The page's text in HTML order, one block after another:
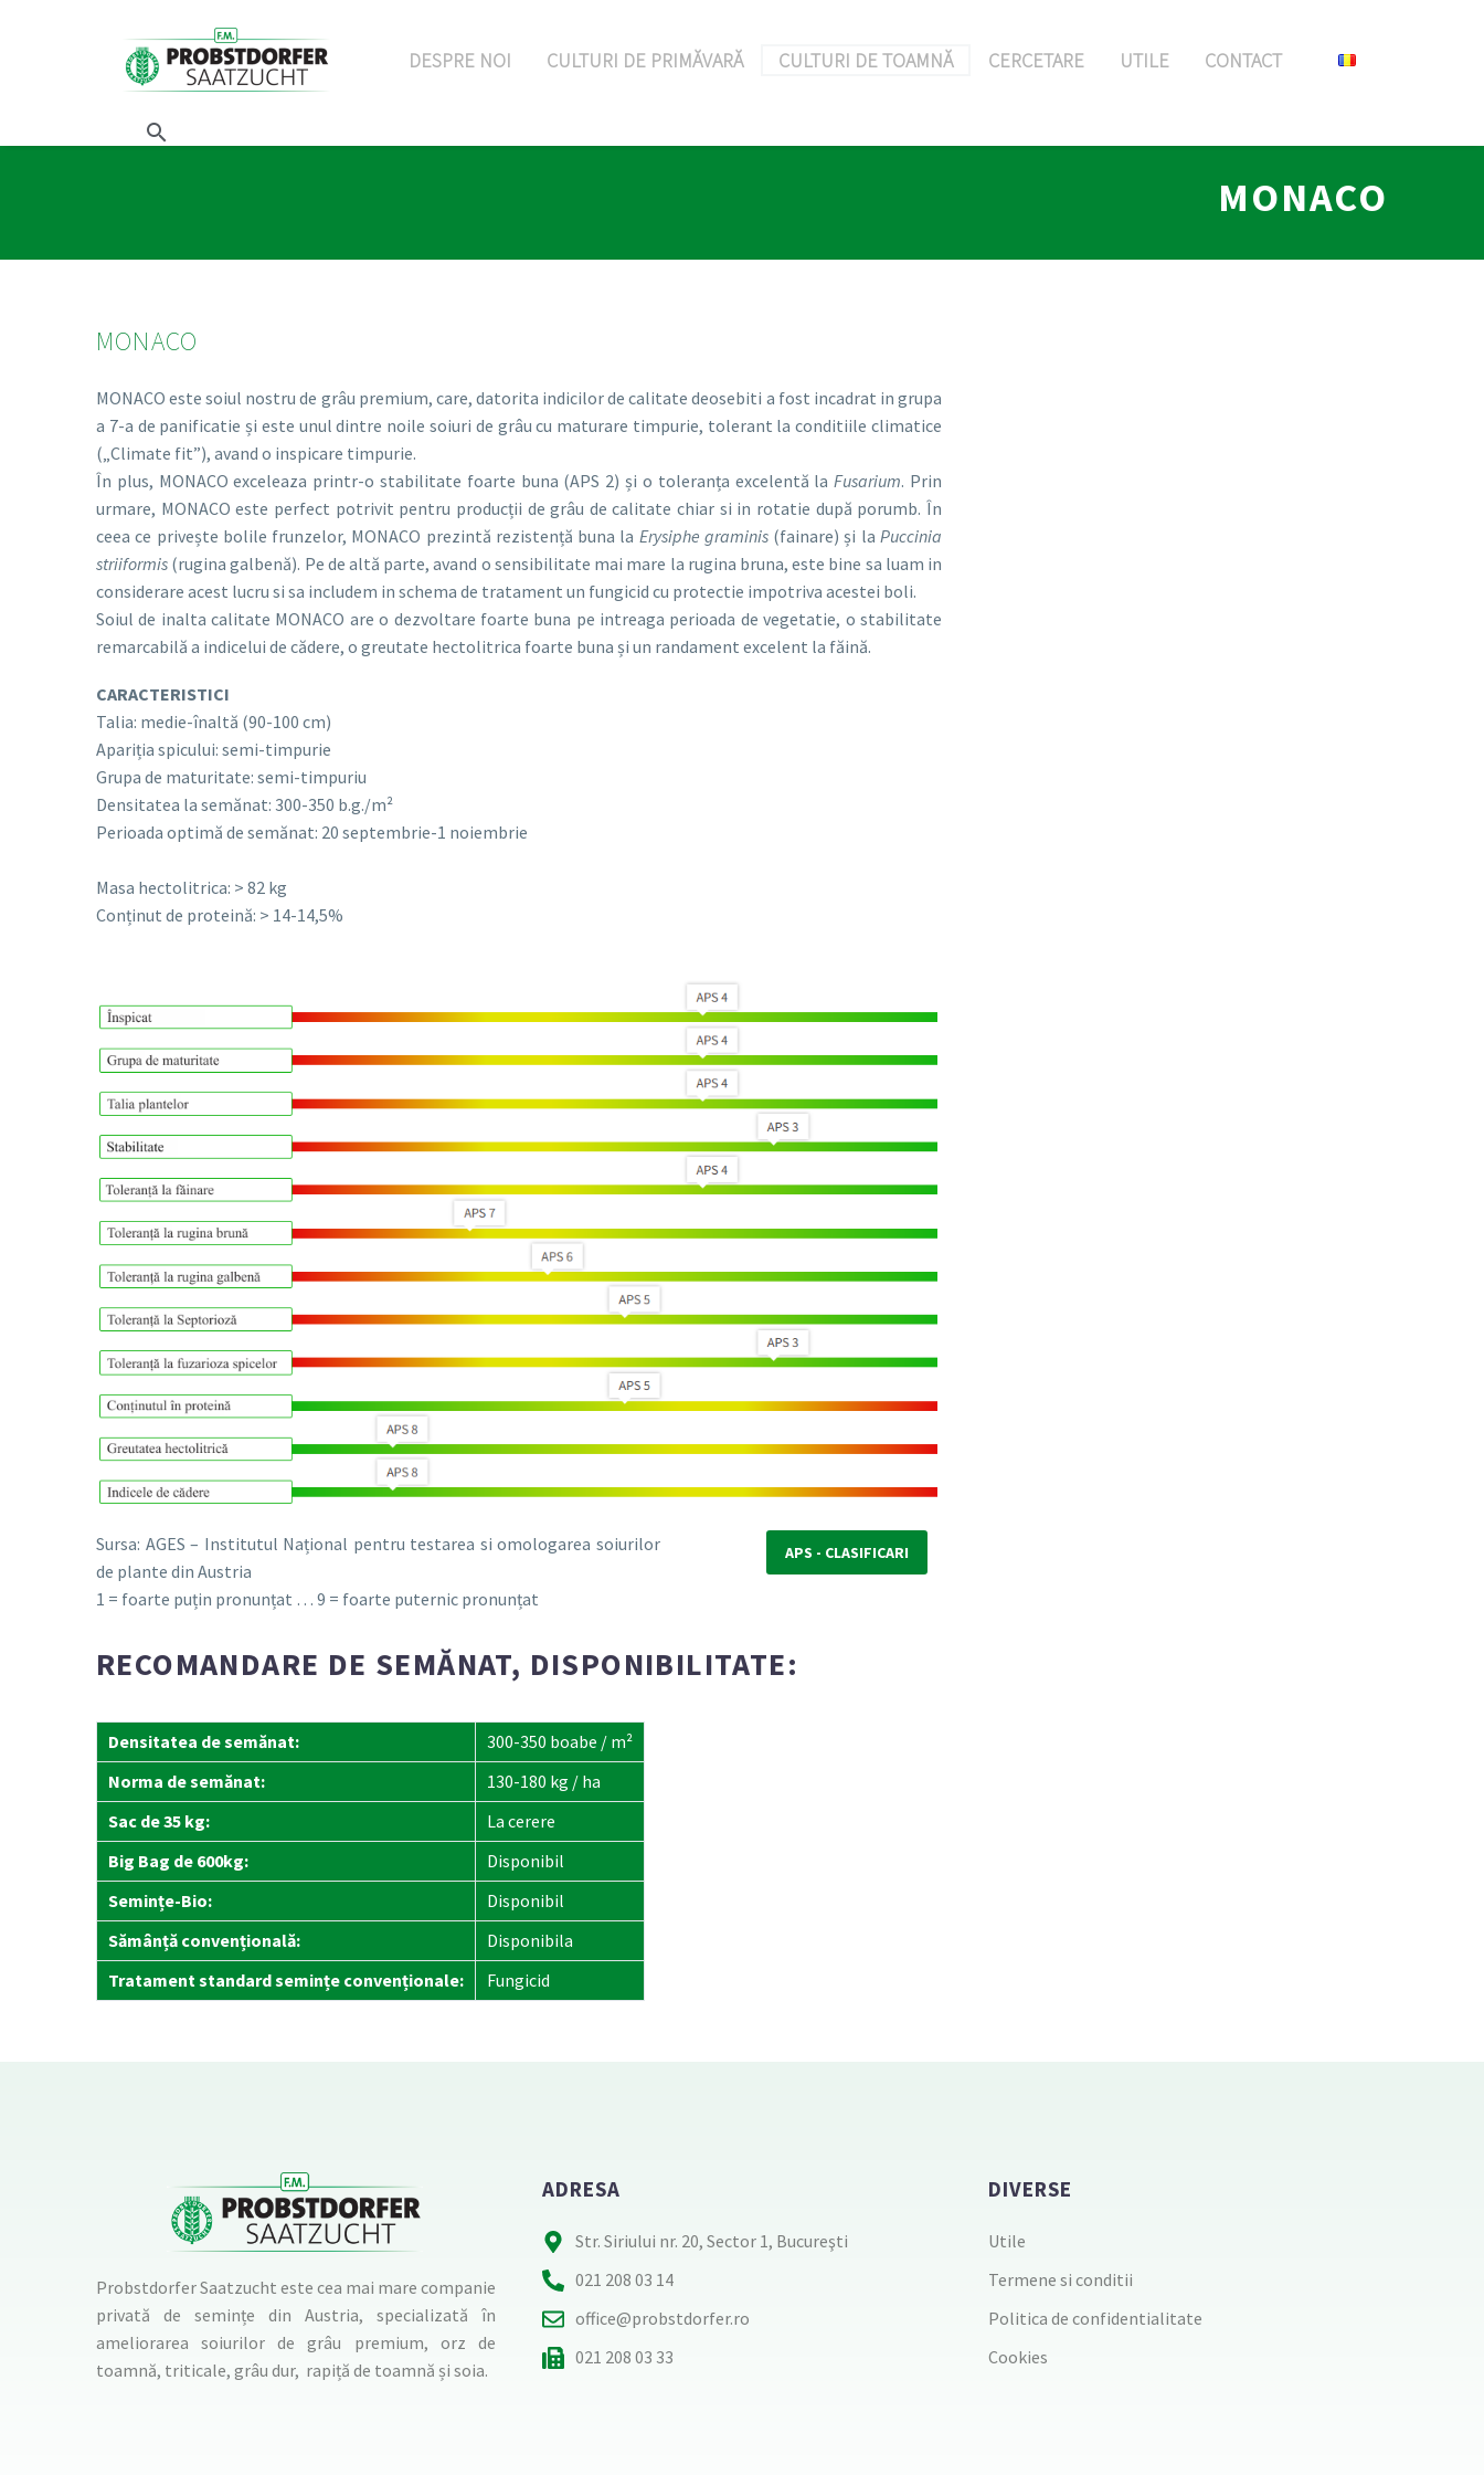
DESPRE NOI CULTURI DE PRIMĂVARĂ CULTURI DE TOAMNĂ CERCETARE UTILE CONTACT
MONACO
MONACO
MONACO este soiul nostru de grâu premium, care, datorita indicilor de calitate deosebiti a fost incadrat in grupa
a 7-a de panificatie și este unul dintre noile soiuri de grâu cu maturare timpurie, tolerant la conditiile climatice
(„Climate fit”), avand o inspicare timpurie.
În plus, MONACO exceleaza printr-o stabilitate foarte buna (APS 2) și o toleranța excelentă laFusarium. Prin
urmare, MONACO este perfect potrivit pentru producții de grâu de calitate chiar si in rotatie după porumb. În
ceea ce privește bolile frunzelor, MONACO prezintă rezistență buna la Erysiphe graminis(fainare) și la Puccinia
striiformis (rugina galbenă). Pe de altă parte, avand o sensibilitate mai mare la rugina bruna, este bine sa luam in
considerare acest lucru si sa includem in schema de tratament un fungicid cu protectie impotriva acestei boli.
Soiul de inalta calitate MONACO are o dezvoltare foarte buna pe intreaga perioada de vegetatie, o stabilitate
remarcabilă a indicelui de cădere, o greutate hectolitrica foarte buna și un randament excelent la făină.
CARACTERISTICI
Talia: medie-înaltă (90-100 cm)
Apariția spicului: semi-timpurie
Grupa de maturitate: semi-timpuriu
Densitatea la semănat: 300-350 b.g./m²
Perioada optimă de semănat: 20 septembrie-1 noiembrie
Masa hectolitrica: > 82 kg
Conținut de proteină: > 14-14,5%
Sursa: AGES – Institutul Național pentru testarea si omologarea soiurilor
de plante din Austria
1 = foarte puțin pronunțat … 9 = foarte puternic pronunțat
APS - CLASIFICARI
RECOMANDARE DE SEMĂNAT, DISPONIBILITATE:
Densitatea de semănat:
300-350 boabe / m²
Norma de semănat:
130-180 kg / ha
Sac de 35 kg:
La cerere
Big Bag de 600kg:
Disponibil
Semințe-Bio:
Disponibil
Sămânță convențională:
Disponibila
Tratament standard semințe convenționale:
Fungicid
Probstdorfer Saatzucht este cea mai mare companie
privată de semințe din Austria, specializată în
ameliorarea soiurilor de grâu premium, orz de
toamnă, triticale, grâu dur, rapiță de toamnă și soia.
ADRESA
Str. Siriului nr. 20, Sector 1, Bucureşti
021 208 03 14
office@probstdorfer.ro
021 208 03 33
DIVERSE
Utile
Termene si conditii
Politica de confidentialitate
Cookies